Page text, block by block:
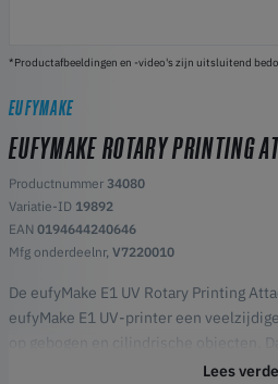
*Productafbeeldingen en -video's zijn uitsluitend
EUFYMAKE
EUFYMAKE ROTARY PRINTING
Productnummer 34080
Variatie-ID 19892
EAN 0194644240646
Mfg onderdeelnr, V7220010
De eufyMake E1 UV Rotary Printing
eufyMake E1 UV-printer een
op gebogen en cilindrische objecten.
technologie wordt direct printen op
Lees